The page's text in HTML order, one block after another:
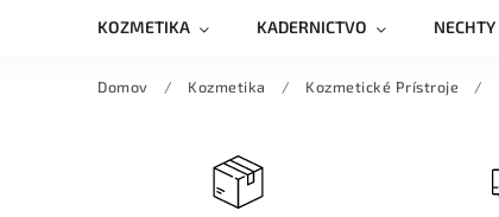
KOZMETIKA KADERNICTVO NECHTY
Domov / Kozmetika / Kozmetické Prístroje /